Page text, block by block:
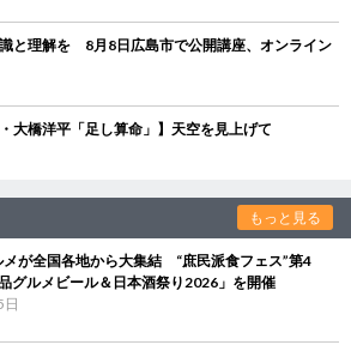
と理解を 8月8日広島市で公開講座、オンライン
大橋洋平「足し算命」】天空を見上げて
もっと見る
メが全国各地から大集結 “庶民派食フェス”第4
グルメビール＆日本酒祭り2026」を開催